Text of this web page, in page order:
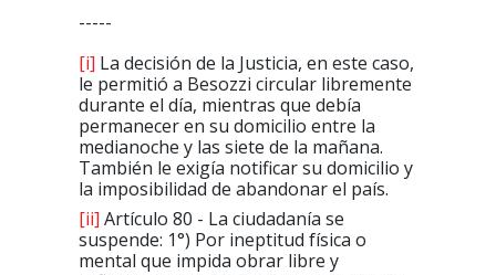
-----
[i] La decisión de la Justicia, en este caso,
le permitió a Besozzi circular libremente
durante el día, mientras que debía
permanecer en su domicilio entre la
medianoche y las siete de la mañana.
También le exigía notificar su domicilio y
la imposibilidad de abandonar el país.
[ii] Artículo 80 - La ciudadanía se
suspende: 1°) Por ineptitud física o
mental que impida obrar libre y